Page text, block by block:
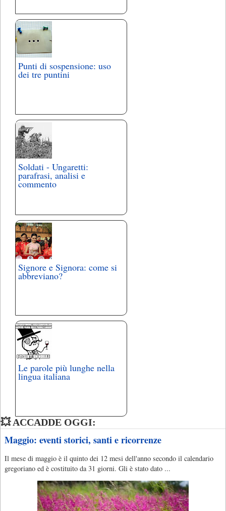
Punti di sospensione: uso
dei tre puntini
Soldati - Ungaretti:
parafrasi, analisi e
commento
Signore e Signora: come si
abbreviano?
Le parole più lunghe nella
lingua italiana
💥 ACCADDE OGGI:
Maggio: eventi storici, santi e ricorrenze
Il mese di maggio è il quinto dei 12 mesi dell'anno secondo il calendario
gregoriano ed è costituito da 31 giorni. Gli è stato dato ...